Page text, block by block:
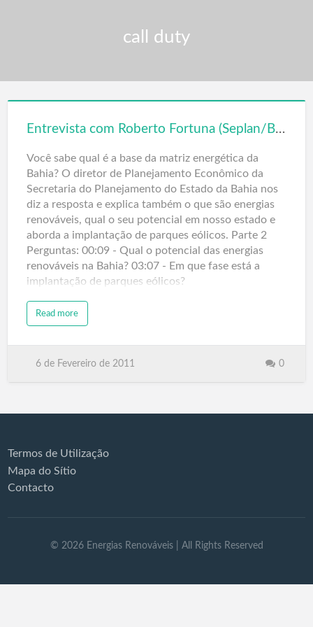
call duty
Entrevista com Roberto Fortuna (Seplan/BA) – Matriz Energética e Energias Renováveis – Parte 2
Você sabe qual é a base da matriz energética da
Bahia? O diretor de Planejamento Econômico da
Secretaria do Planejamento do Estado da Bahia nos
diz a resposta e explica também o que são energias
renováveis, qual o seu potencial em nosso estado e
aborda a implantação de parques eólicos. Parte 2
Perguntas: 00:09 - Qual o potencial das energias
renováveis na Bahia? 03:07 - Em que fase está a
implantação de parques eólicos?
Read more
6 de Fevereiro de 2011 0
Termos de Utilização
Mapa do Sítio
Contacto
© 2026 Energias Renováveis| All Rights Reserved